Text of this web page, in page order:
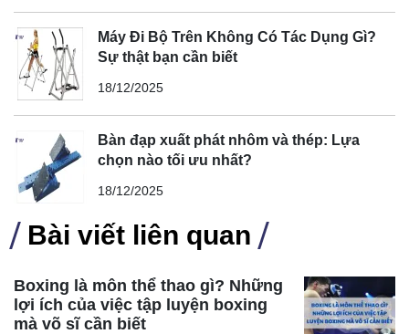
Máy Đi Bộ Trên Không Có Tác Dụng Gì?
Sự thật bạn cần biết
18/12/2025
Bàn đạp xuất phát nhôm và thép: Lựa
chọn nào tối ưu nhất?
18/12/2025
Bài viết liên quan
Boxing là môn thể thao gì? Những
lợi ích của việc tập luyện boxing
mà võ sĩ cần biết